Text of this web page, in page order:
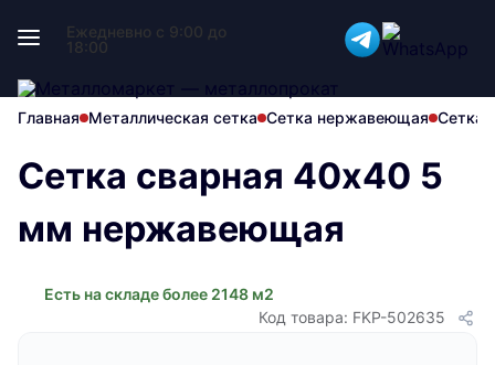
Ежедневно с 9:00 до
18:00
Главная Металлическая сетка Сетка нержавеющая Сетка
Сетка сварная 40х40 5
мм нержавеющая
Есть на складе более 2148 м2
Код товара: FKP-502635